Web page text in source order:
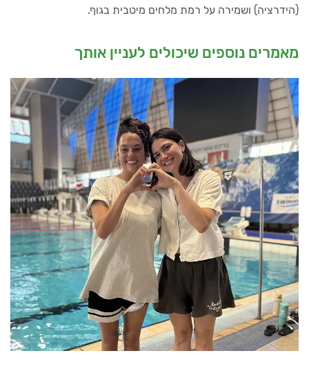
(הידרציה) ושמירה על רמת מלחים מיטבית בגוף.
מאמרים נוספים שיכולים לעניין אותך